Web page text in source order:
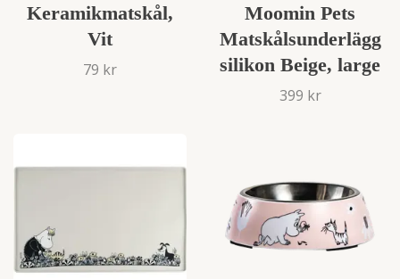
Keramikmatskål,
Vit
79 kr
Moomin Pets
Matskålsunderlägg
silikon Beige, large
399 kr